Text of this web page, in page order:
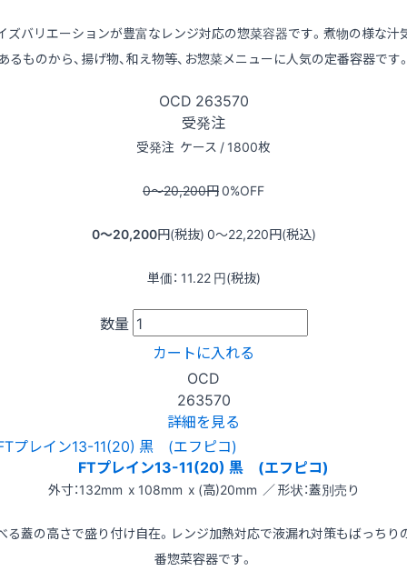
ズバリエーションが豊富なレンジ対応の惣菜容器です。煮物の様な汁
るものから、揚げ物、和え物等、お惣菜メニューに人気の定番容器です
OCD 263570
受発注
受発注 ケース / 1800枚
0〜20,200円0%OFF
0〜20,200円(税抜) 0〜22,220円(税込)
単価： 11.22 円(税抜)
数量
カートに入れる
OCD
263570
詳細を見る
FTプレイン13-11(20) 黒 (エフピコ)
外寸：132mm x 108mm x (高)20mm ／ 形状：蓋別売り
る蓋の高さで盛り付け自在。レンジ加熱対応で液漏れ対策もばっちり
番惣菜容器です。